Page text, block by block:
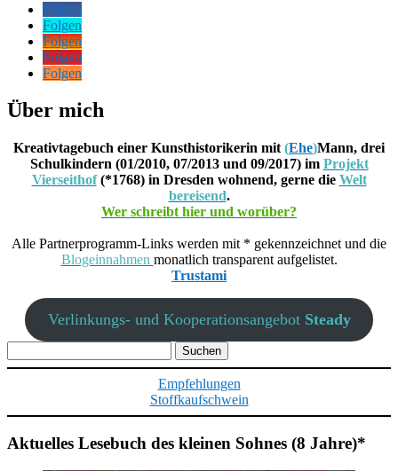
Folgen
Folgen
Folgen
Folgen
Folgen
Über mich
Kreativtagebuch einer Kunsthistorikerin mit (Ehe)Mann, drei
Schulkindern (01/2010, 07/2013 und 09/2017) im Projekt
Vierseithof(*1768) in Dresden wohnend, gerne die Welt
bereisend.
Wer schreibt hier und worüber?
Alle Partnerprogramm-Links werden mit * gekennzeichnet und die
Blogeinnahmen monatlich transparent aufgelistet.
Trustami
Verlinkungs- und Kooperationsangebot Steady
nach:
Empfehlungen
Stoffkaufschwein
Aktuelles Lesebuch des kleinen Sohnes (8 Jahre)*